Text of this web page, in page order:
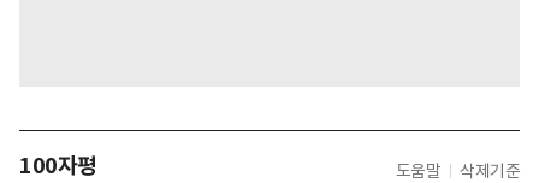
100자평 도움말 삭제기준